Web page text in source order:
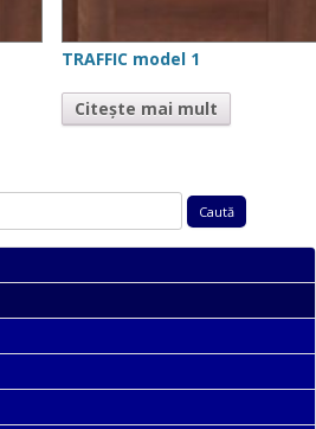
TRAFFIC model 1
Citește mai mult